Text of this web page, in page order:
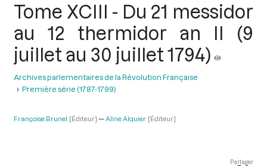
Tome XCIII - Du 21 messidor
au 12 thermidor an II (9
juillet au 30 juillet 1794)
Archives parlementaires de la Révolution Française
Première série (1787-1799)
Françoise Brunel [Éditeur] Aline Alquier [Éditeur]
Partager